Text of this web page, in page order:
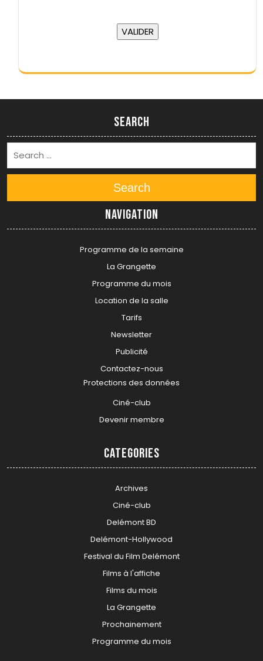
Search
Search
Navigation
Programme de la semaine
La Grangette
Programme du mois
Location de la salle
Tarifs
Newsletter
Publicité
Contactez-nous
Protections des données
Ciné-club
Devenir membre
Categories
Archives
Ciné-club
Delémont BD
Delémont-Hollywood
Festival du Film Delémont
Films à l'affiche
Films du mois
La Grangette
Prochainement
Programme du mois